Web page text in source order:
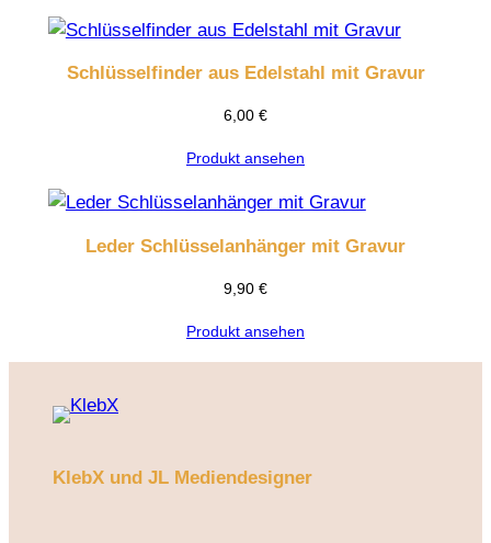
Schlüsselfinder aus Edelstahl mit Gravur
6,00 €
Produkt ansehen
Leder Schlüsselanhänger mit Gravur
9,90 €
Produkt ansehen
KlebX und JL Mediendesigner